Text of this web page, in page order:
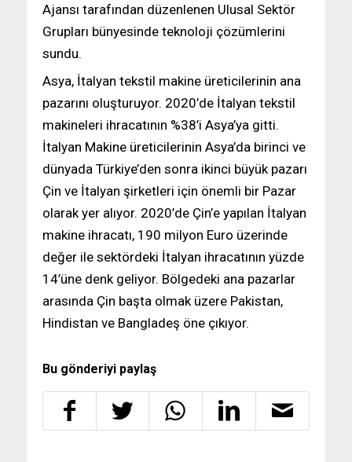
Ajansı tarafından düzenlenen Ulusal Sektör
Grupları bünyesinde teknoloji çözümlerini
sundu.
Asya, İtalyan tekstil makine üreticilerinin ana
pazarını oluşturuyor. 2020’de İtalyan tekstil
makineleri ihracatının %38’i Asya’ya gitti.
İtalyan Makine üreticilerinin Asya’da birinci ve
dünyada Türkiye’den sonra ikinci büyük pazarı
Çin ve İtalyan şirketleri için önemli bir Pazar
olarak yer alıyor. 2020’de Çin’e yapılan İtalyan
makine ihracatı, 190 milyon Euro üzerinde
değer ile sektördeki İtalyan ihracatının yüzde
14’üne denk geliyor. Bölgedeki ana pazarlar
arasında Çin başta olmak üzere Pakistan,
Hindistan ve Bangladeş öne çıkıyor.
Bu gönderiyi paylaş